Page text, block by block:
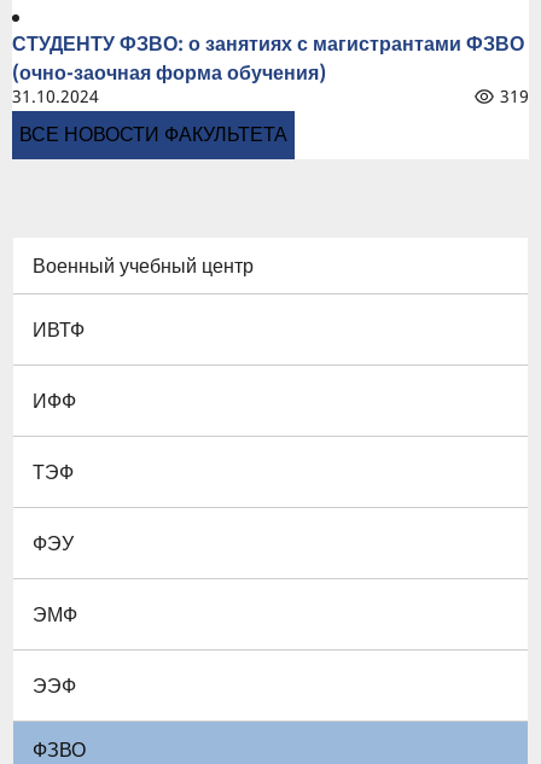
СТУДЕНТУ ФЗВО: о занятиях с магистрантами ФЗВО
(очно-заочная форма обучения)
31.10.2024 319
ВСЕ НОВОСТИ ФАКУЛЬТЕТА
Военный учебный центр
ИВТФ
ИФФ
ТЭФ
ФЭУ
ЭМФ
ЭЭФ
ФЗВО